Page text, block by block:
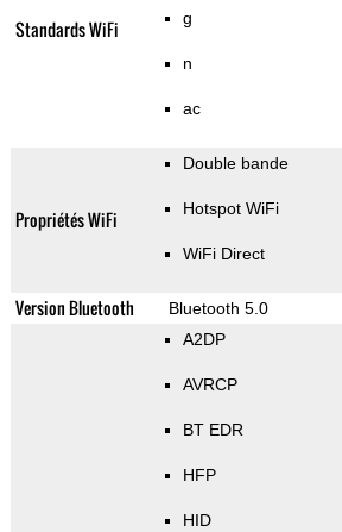
Standards WiFi g
n
ac
Propriétés WiFi
Double bande
Hotspot WiFi
WiFi Direct
Version Bluetooth Bluetooth 5.0
A2DP
AVRCP
BT EDR
HFP
HID